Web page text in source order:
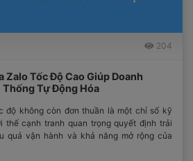
204
Zalo Tốc Độ Cao Giúp Doanh
Thống Tự Động Hóa
độ không còn đơn thuần là một chỉ số kỹ
thế cạnh tranh quan trọng quyết định trải
quả vận hành và khả năng mở rộng của